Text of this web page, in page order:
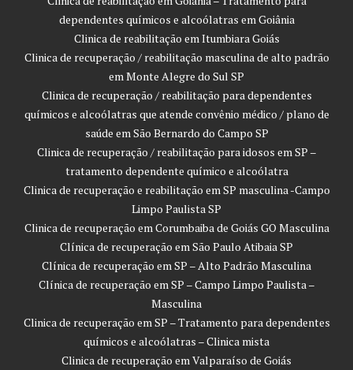
dependentes químicos e alcoólatras em Goiânia
Clinica de reabilitação em Itumbiara Goiás
Clinica de recuperação / reabilitação masculina de alto padrão
em Monte Alegre do Sul SP
Clinica de recuperação / reabilitação para dependentes
químicos e alcoólatras que atende convênio médico / plano de
saúde em São Bernardo do Campo SP
Clinica de recuperação / reabilitação para idosos em SP –
tratamento dependente químico e alcoólatra
Clinica de recuperação e reabilitação em SP masculina -Campo
Limpo Paulista SP
Clinica de recuperação em Corumbaiba de Goiás GO Masculina
Clínica de recuperação em São Paulo Atibaia SP
Clínica de recuperação em SP – Alto Padrão Masculina
Clínica de recuperação em SP – Campo Limpo Paulista –
Masculina
Clinica de recuperação em SP – Tratamento para dependentes
químicos e alcoólatras – Clinica mista
Clinica de recuperação em Valparaíso de Goiás